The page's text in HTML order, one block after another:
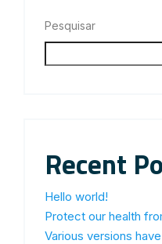
Pesquisar
Recent
Hello world!
Protect our health
Various versions